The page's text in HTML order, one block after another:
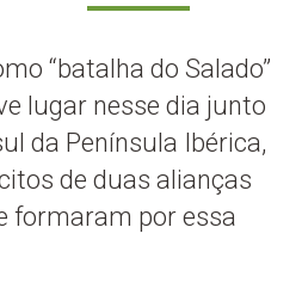
“batalha do Salado”
lugar nesse dia junto
da Península Ibérica,
de duas alianças
formaram por essa